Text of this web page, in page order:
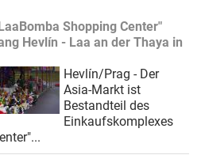
Shopping Center"
Hevlín - Laa an der Thaya in
Hevlín/Prag - Der
Asia-Markt ist
Bestandteil des
Einkaufskomplexes